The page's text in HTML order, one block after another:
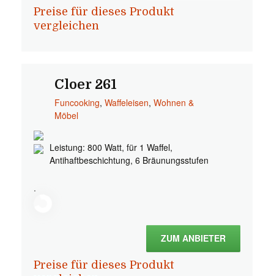
Preise für dieses Produkt
vergleichen
Cloer 261
Funcooking, Waffeleisen, Wohnen &
Möbel
Leistung: 800 Watt, für 1 Waffel,
Antihaftbeschichtung, 6 Bräunungsstufen
.
ZUM ANBIETER
Preise für dieses Produkt